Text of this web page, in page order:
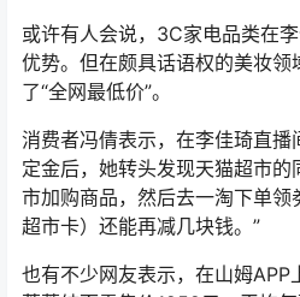
或许有人会说，3C家电品类在
优势。但在颇具话语权的美妆
了“全网最低价”。
消费者冯倩表示，在李佳琦直
定金后，她转头发现天猫超市的
市加购商品，然后去一淘下单
超市卡）还能再减几块钱。”
也有不少网友表示，在山姆